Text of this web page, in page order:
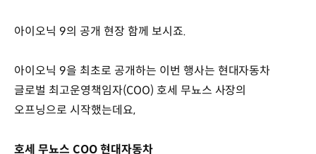
아이오닉 9의 공개 현장 함께 보시죠.
아이오닉 9을 최초로 공개하는 이번 행사는 현대자동차
글로벌 최고운영책임자(COO) 호세 무뇨스 사장의
오프닝으로 시작했는데요,
호세 무뇨스 COO 현대자동차